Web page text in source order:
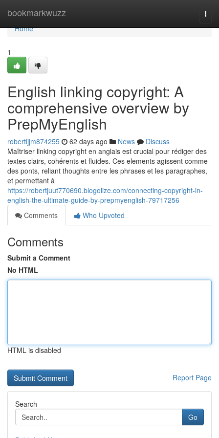
bookmarkwuzz
Home
Home
1
English linking copyright: A
comprehensive overview by
PrepMyEnglish
robertijjm874255 62 days ago News
Discuss
Maîtriser linking copyright en anglais est crucial pour rédiger des
textes clairs, cohérents et fluides. Ces elements agissent comme
des ponts, reliant thoughts entre les phrases et les paragraphes,
et permettant à
https://robertjuut770690.blogolize.com/connecting-copyright-in-
english-the-ultimate-guide-by-prepmyenglish-79717256
Comments
Who Upvoted
Comments
Submit a Comment
No HTML
HTML is disabled
Report Page
Search
Go